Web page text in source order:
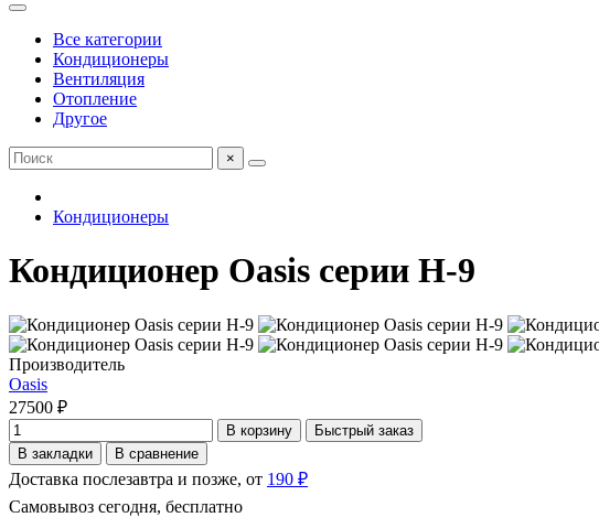
Все категории
Кондиционеры
Вентиляция
Отопление
Другое
×
Кондиционеры
Кондиционер Oasis серии H-9
Производитель
Oasis
27500 ₽
В корзину
Быстрый заказ
В закладки
В сравнение
Доставка послезавтра и позже, от 190 ₽
Самовывоз сегодня, бесплатно